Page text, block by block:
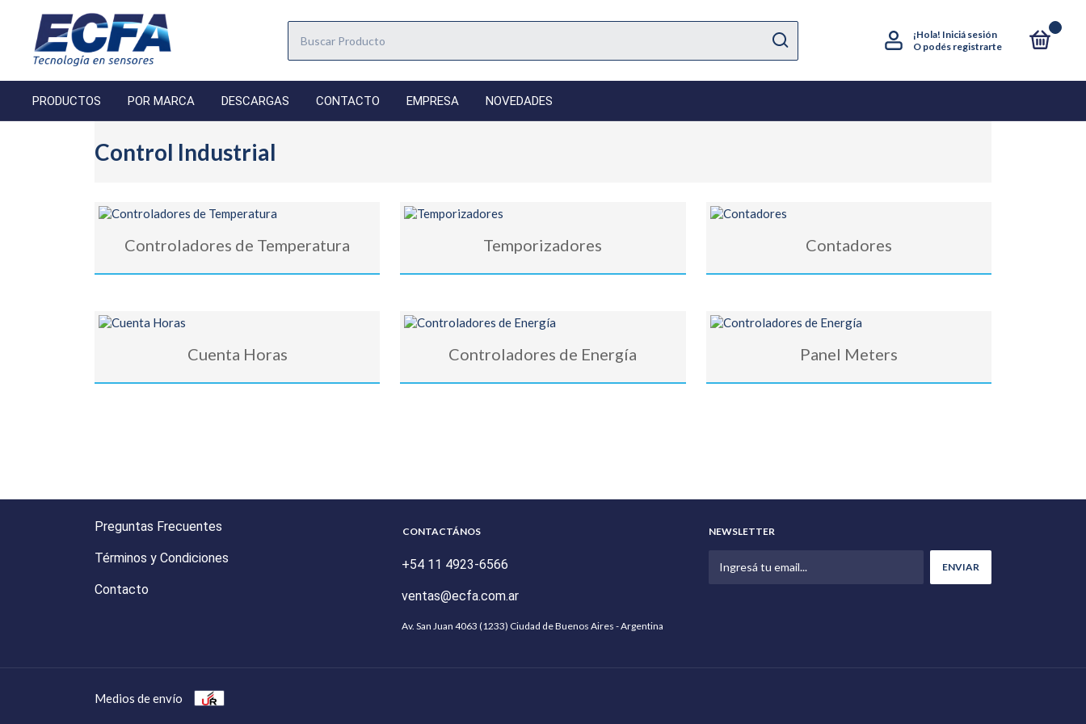
¡Hola! Iniciá sesión
O podés registrarte
PRODUCTOS POR MARCA DESCARGAS CONTACTO EMPRESA NOVEDADES
Control Industrial
Controladores de Temperatura Temporizadores Contadores
Cuenta Horas Controladores de Energía Panel Meters
Preguntas Frecuentes
Términos y Condiciones
Contacto
CONTACTÁNOS
+54 11 4923-6566
ventas@ecfa.com.ar
Av. San Juan 4063 (1233) Ciudad de Buenos Aires - Argentina
NEWSLETTER
Medios de envío